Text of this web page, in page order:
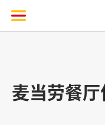
麦当劳餐